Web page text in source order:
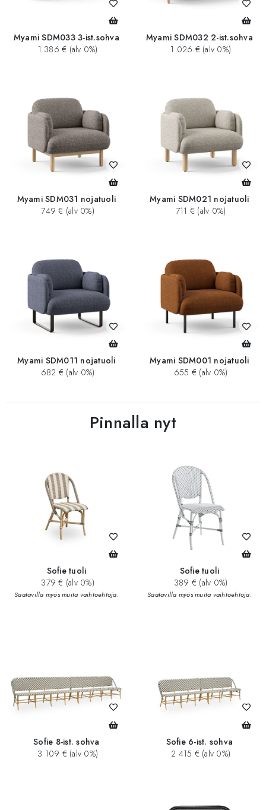
Myami SDM033 3-ist.sohva
1 386 € (alv 0%)
Myami SDM032 2-ist.sohva
1 026 € (alv 0%)
Myami SDM031 nojatuoli
749 € (alv 0%)
Myami SDM021 nojatuoli
711 € (alv 0%)
Myami SDM011 nojatuoli
682 € (alv 0%)
Myami SDM001 nojatuoli
655 € (alv 0%)
Pinnalla nyt
Sofie tuoli
379 € (alv 0%)
Saatavilla myös muita vaihtoehtoja.
Sofie tuoli
389 € (alv 0%)
Saatavilla myös muita vaihtoehtoja.
Sofie 8-ist. sohva
3 109 € (alv 0%)
Sofie 6-ist. sohva
2 415 € (alv 0%)